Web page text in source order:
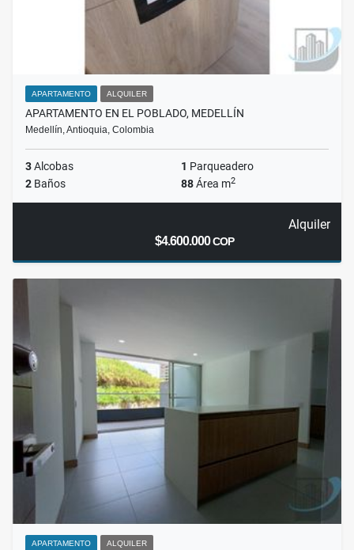
APARTAMENTO ALQUILER
APARTAMENTO EN EL POBLADO, MEDELLÍN
Medellín, Antioquia, Colombia
3Alcobas 1 Parqueadero
2 Baños 88Área m2
Alquiler
$4.600.000COP
APARTAMENTO ALQUILER